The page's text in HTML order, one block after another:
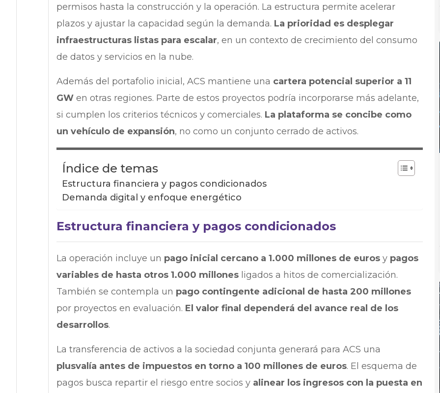
permisos hasta la construcción y la operación. La estructura permite acelerar
plazos y ajustar la capacidad según la demanda. La prioridad es desplegar
infraestructuras listas para escalar, en un contexto de crecimiento del consumo
de datos y servicios en la nube.
Además del portafolio inicial, ACS mantiene una cartera potencial superior a 11
GWen otras regiones. Parte de estos proyectos podría incorporarse más adelante,
si cumplen los criterios técnicos y comerciales. La plataforma se concibe como
un vehículo de expansión, no como un conjunto cerrado de activos.
Índice de temas
Estructura financiera y pagos condicionados
Demanda digital y enfoque energético
Estructura financiera y pagos condicionados
La operación incluye un pago inicial cercano a 1.000 millones de eurosy pagos
variables de hasta otros 1.000 millonesligados a hitos de comercialización.
También se contempla un pago contingente adicional de hasta 200 millones
por proyectos en evaluación. El valor final dependerá del avance real de los
desarrollos.
La transferencia de activos a la sociedad conjunta generará para ACS una
plusvalía antes de impuestos en torno a 100 millones de euros. El esquema de
pagos busca repartir el riesgo entre socios y alinear los ingresos con la puesta en